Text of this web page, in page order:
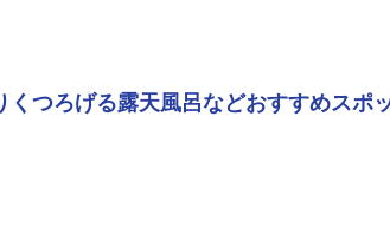
つろげる露天風呂などおすすめスポ